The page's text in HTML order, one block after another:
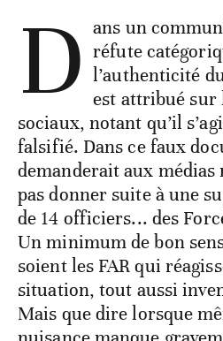
D ans un
réfute
l’authenticité
est attribué sur
sociaux, notant qu’il
falsifié. Dans ce faux
demanderait aux médias
pas donner suite à une
de 14 officiers... des
Un minimum de bon
soient les FAR qui
situation, tout aussi
Mais que dire lorsque